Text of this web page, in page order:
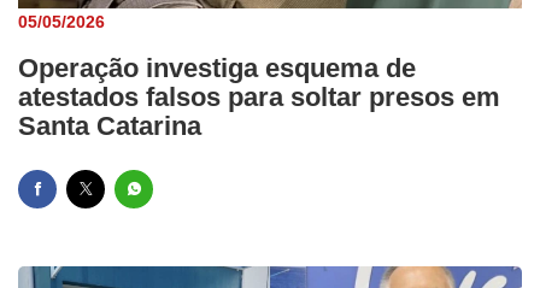
05/05/2026
Operação investiga esquema de
atestados falsos para soltar presos em
Santa Catarina